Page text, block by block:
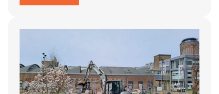
Jullie
behouden:
zegt
het
Didam-
arrest?